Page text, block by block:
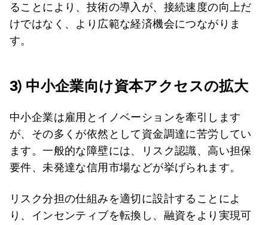
ることにより、技術の導入が、接続速度の向上だ
けではなく、より広範な経済機会につながりま
す。
3) 中小企業向け資本アクセスの拡大
中小企業は雇用とイノベーションを牽引します
が、その多くが依然として資金調達に苦労してい
ます。一般的な障壁には、リスク認識、高い担保
要件、未発達な信用市場などが挙げられます。
リスク分担の仕組みを適切に設計することによ
り、インセンティブを転換し、融資をより実現可